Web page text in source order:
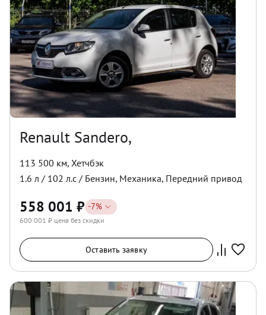
Renault Sandero,
113 500 км, Хетчбэк
1.6 л / 102 л.с / Бензин, Механика, Передний привод
558 001 ₽ -7%
600 001 ₽ цена без скидки
Оставить заявку